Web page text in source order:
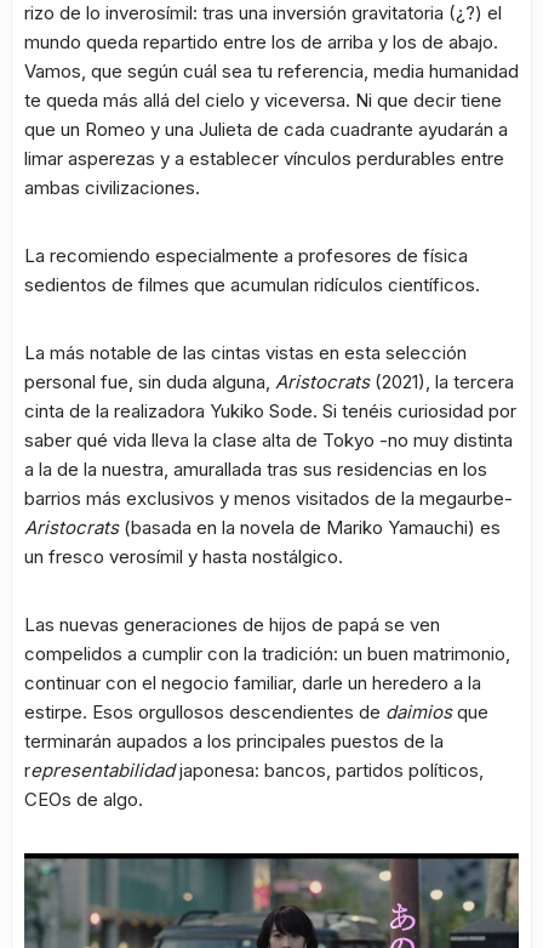
rizo de lo inverosímil: tras una inversión gravitatoria (¿?) el
mundo queda repartido entre los de arriba y los de abajo.
Vamos, que según cuál sea tu referencia, media humanidad
te queda más allá del cielo y viceversa. Ni que decir tiene
que un Romeo y una Julieta de cada cuadrante ayudarán a
limar asperezas y a establecer vínculos perdurables entre
ambas civilizaciones.
La recomiendo especialmente a profesores de física
sedientos de filmes que acumulan ridículos científicos.
La más notable de las cintas vistas en esta selección
personal fue, sin duda alguna, Aristocrats (2021), la tercera
cinta de la realizadora Yukiko Sode. Si tenéis curiosidad por
saber qué vida lleva la clase alta de Tokyo -no muy distinta
a la de la nuestra, amurallada tras sus residencias en los
barrios más exclusivos y menos visitados de la megaurbe-
Aristocrats(basada en la novela de Mariko Yamauchi) es
un fresco verosímil y hasta nostálgico.
Las nuevas generaciones de hijos de papá se ven
compelidos a cumplir con la tradición: un buen matrimonio,
continuar con el negocio familiar, darle un heredero a la
estirpe. Esos orgullosos descendientes de daimiosque
terminarán aupados a los principales puestos de la
representabilidadjaponesa: bancos, partidos políticos,
CEOs de algo.